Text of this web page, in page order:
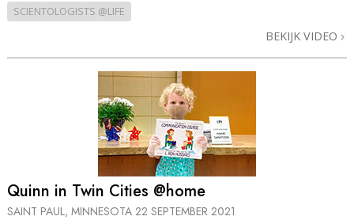
SCIENTOLOGISTS @LIFE
BEKIJK VIDEO
Quinn in Twin Cities @home
SAINT PAUL, MINNESOTA 22 SEPTEMBER 2021